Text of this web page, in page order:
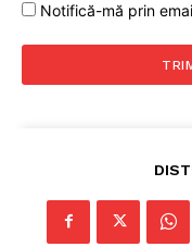
Notifică-mă prin